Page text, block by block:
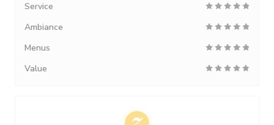
Service
Ambiance
Menus
Value